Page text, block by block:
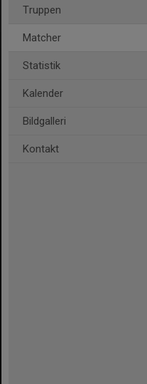
Truppen
Matcher
Statistik
Kalender
Bildgalleri
Kontakt